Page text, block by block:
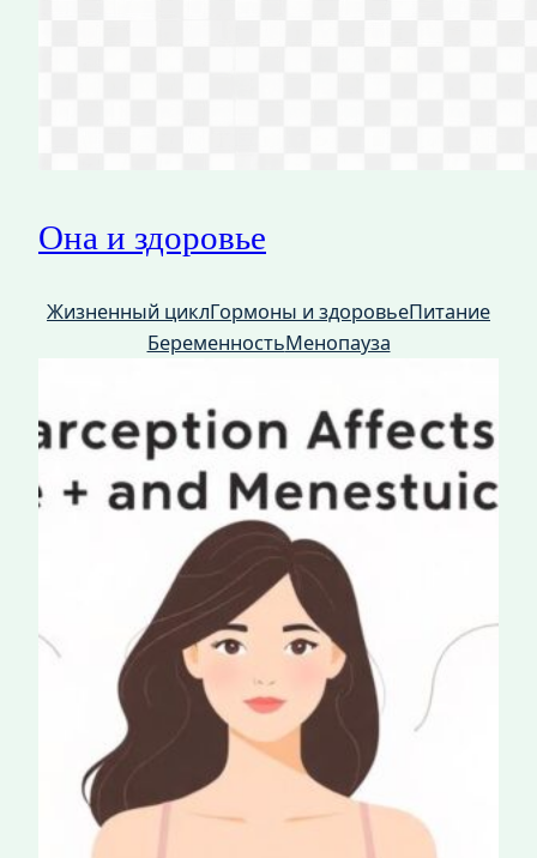
Она и здоровье
Жизненный циклГормоны и здоровьеПитание
БеременностьМенопауза